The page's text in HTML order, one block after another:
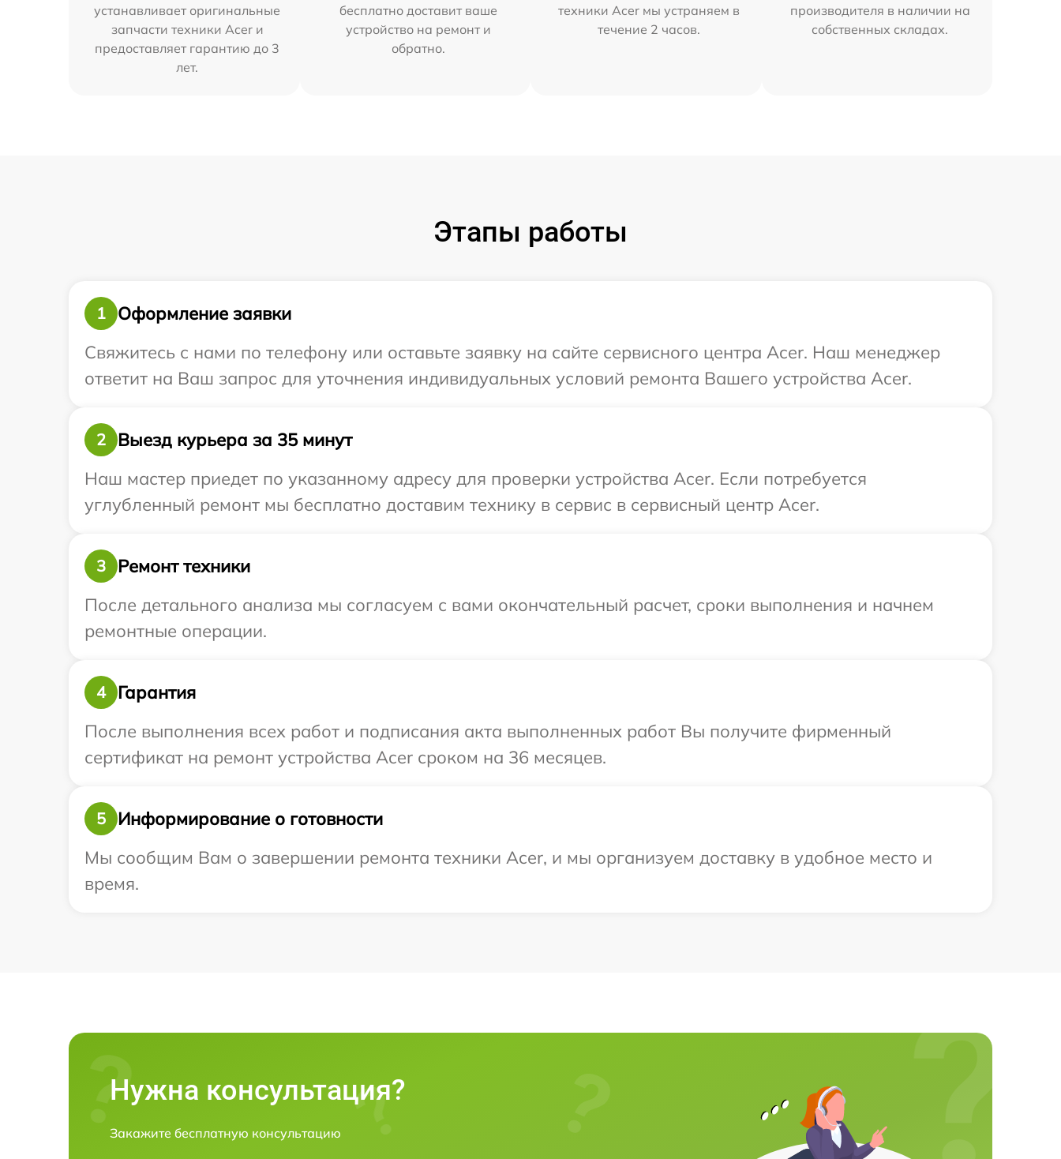
устанавливает оригинальные
запчасти техники Acer и
предоставляет гарантию до 3
лет.
бесплатно доставит ваше
устройство на ремонт и
обратно.
техники Acer мы устраняем в
течение 2 часов.
производителя в наличии на
собственных складах.
Этапы работы
1
Оформление заявки
Свяжитесь с нами по телефону или оставьте заявку на сайте сервисного центра Acer. Наш менеджер
ответит на Ваш запрос для уточнения индивидуальных условий ремонта Вашего устройства Acer.
2
Выезд курьера за 35 минут
Наш мастер приедет по указанному адресу для проверки устройства Acer. Если потребуется
углубленный ремонт мы бесплатно доставим технику в сервис в сервисный центр Acer.
3
Ремонт техники
После детального анализа мы согласуем с вами окончательный расчет, сроки выполнения и начнем
ремонтные операции.
4
Гарантия
После выполнения всех работ и подписания акта выполненных работ Вы получите фирменный
сертификат на ремонт устройства Acer сроком на 36 месяцев.
5
Информирование о готовности
Мы сообщим Вам о завершении ремонта техники Acer, и мы организуем доставку в удобное место и
время.
Нужна консультация?
Закажите бесплатную консультацию